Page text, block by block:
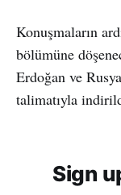
Konuşmaların
bölümüne
Erdoğan ve
talimatıyla
Sign